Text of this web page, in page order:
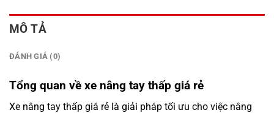
MÔ TẢ
ĐÁNH GIÁ (0)
Tổng quan về xe nâng tay thấp giá rẻ
Xe nâng tay thấp giá rẻ là giải pháp tối ưu cho việc nâng